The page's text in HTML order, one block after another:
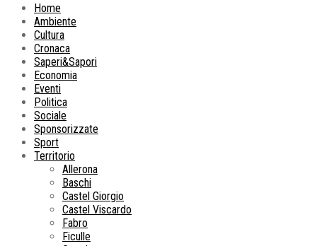
Home
Ambiente
Cultura
Cronaca
Saperi&Sapori
Economia
Eventi
Politica
Sociale
Sponsorizzate
Sport
Territorio
Allerona
Baschi
Castel Giorgio
Castel Viscardo
Fabro
Ficulle